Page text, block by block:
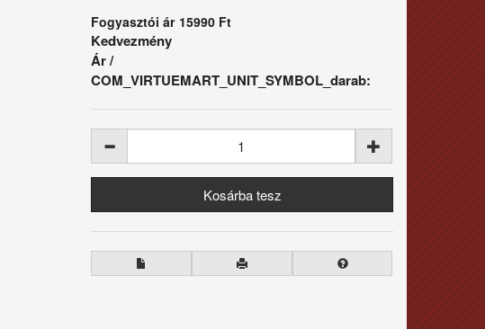
Fogyasztói ár 15990 Ft
Kedvezmény
Ár /
COM_VIRTUEMART_UNIT_SYMBOL_darab: